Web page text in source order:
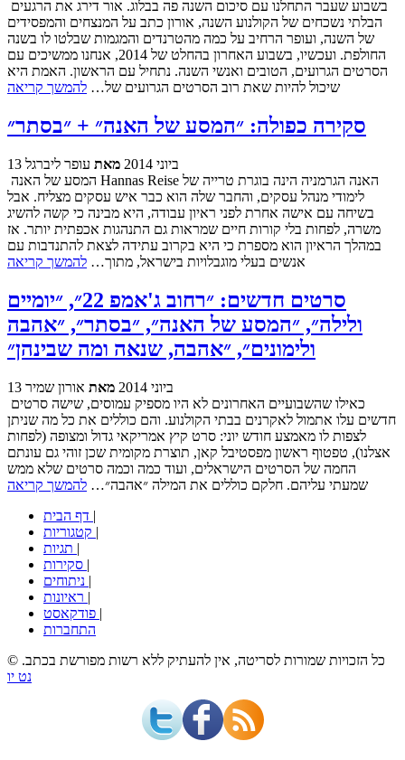
הבלתי נשכחים של הקולנוע השנה, אורון כתב על המנצחים והמפסידים
של השנה, ועופר הרחיב על כמה מהטרנדים והמגמות שבלטו לו בשנה
החולפת. ועכשיו, בשבוע האחרון בהחלט של 2014, אנחנו ממשיכים עם
הסרטים הגרועים, הטובים ואנשי השנה. נתחיל עם הראשון. האמת היא
שיכול להיות שאת רוב הסרטים הגרועים של… להמשך קריאה
סקירה כפולה: ״המסע של האנה״ + ״בסתר״
13 ביוני 2014 מאת עופר ליברגל
לימודי מנהל עסקים, והחבר שלה הוא כבר איש עסקים מצליח. אבל
בשיחה עם אישה אחרת לפני ראיון עבודה, היא מבינה כי קשה להשיג
משרה, לפחות בלי קורות חיים שמראות גם התנהגות אכפתית יותר. אז
במהלך הראיון הוא מספרת כי היא בקרוב עתידה לצאת להתנדבות עם
אנשים בעלי מוגבלויות בישראל, מתוך… להמשך קריאה
סרטים חדשים: ״רחוב ג'אמפ 22״, ״יומיים
ולילה״, ״המסע של האנה״, ״בסתר״, ״אהבה
ולימונים״, ״אהבה, שנאה ומה שבינהן״
13 ביוני 2014 מאת אורון שמיר
חדשים עלו אתמול לאקרנים בבתי הקולנוע. והם כוללים את כל מה שניתן
לצפות לו מאמצע חודש יוני: סרט קיץ אמריקאי גדול ומצופה (לפחות
אצלנו), טפטוף ראשון מפסטיבל קאן, תוצרת מקומית שכן זוהי גם עונתם
החמה של הסרטים הישראלים, ועוד כמה וכמה סרטים שלא ממש
שמעתי עליהם. חלקם כוללים את המילה ״אהבה״… להמשך קריאה
|
|
|
|
|
|
|
התחברות
© כל הזכויות שמורות לסריטה, אין להעתיק ללא רשות מפורשת בכתב.
נט יו